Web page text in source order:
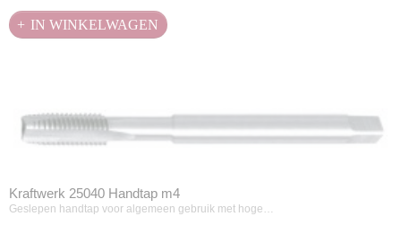
IN WINKELWAGEN
Kraftwerk 25040 Handtap m4
Geslepen handtap voor algemeen gebruik met hoge…